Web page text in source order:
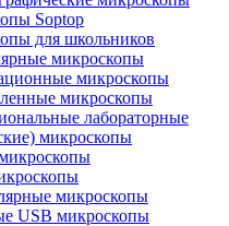
Soptop
для школьников
микроскопы
микроскопы
микроскопы
лабораторные
микроскопы
микроскопы
USB микроскопы